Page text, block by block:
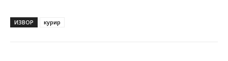
ИЗВОР курир